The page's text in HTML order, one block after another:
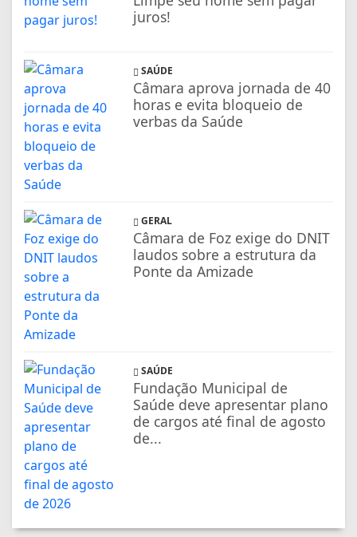
juros!
SAÚDE
Câmara aprova jornada de 40
horas e evita bloqueio de
verbas da Saúde
GERAL
Câmara de Foz exige do DNIT
laudos sobre a estrutura da
Ponte da Amizade
SAÚDE
Fundação Municipal de
Saúde deve apresentar plano
de cargos até final de agosto
de...